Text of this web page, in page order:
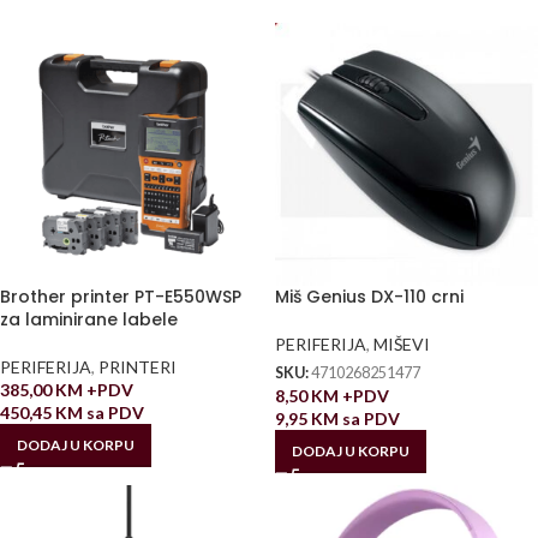
Brother printer PT-E550WSP
za laminirane labele
PERIFERIJA, PRINTERI
385,00KM +PDV
450,45 KM sa PDV
DODAJ U KORPU
Miš Genius DX-110 crni
PERIFERIJA, MIŠEVI
SKU:4710268251477
8,50KM +PDV
9,95 KM sa PDV
DODAJ U KORPU